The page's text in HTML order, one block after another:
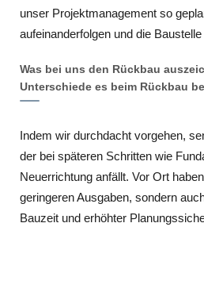
unser Projektmanagement so
aufeinanderfolgen und die
Was bei uns den Rückbau
Unterschiede es beim Rückbau
Indem wir durchdacht vorgehen,
der bei späteren Schritten wie
Neuerrichtung anfällt. Vor Ort
geringeren Ausgaben, sondern
Bauzeit und erhöhter